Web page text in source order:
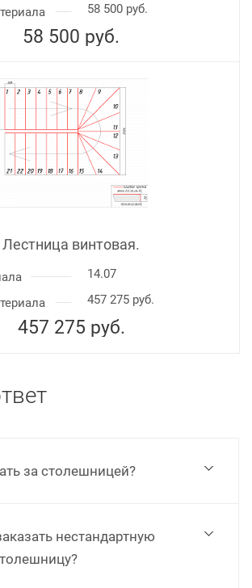
58 500 руб.
58 500 руб.
Лестница винтовая.
14.07
457 275 руб.
457 275 руб.
за столешницей?
нестандартную